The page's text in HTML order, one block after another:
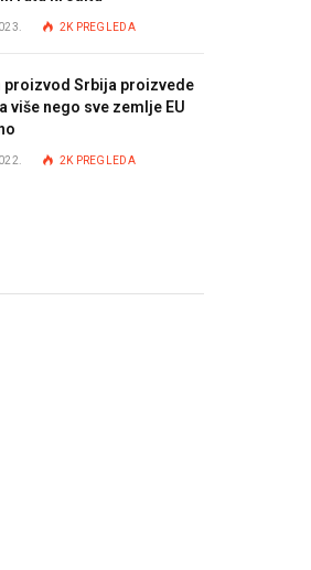
2K PREGLEDA
proizvod Srbija proizvede
više nego sve zemlje EU
2K PREGLEDA